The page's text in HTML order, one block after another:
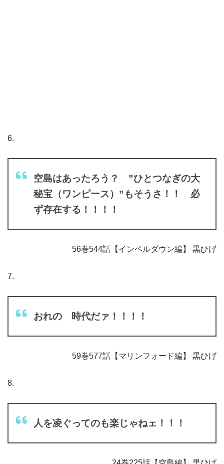
6.
空島はあったろう？ ”ひとつなぎの大
秘宝（ワンピース）”もそうさ！！ 必
ず存在する！！！！
56巻544話【インペルダウン編】 黒ひげ
7.
おれの 時代だァ！！！！
59巻577話【マリンフォード編】 黒ひげ
8.
人を凌ぐってのも楽じゃねェ！！！